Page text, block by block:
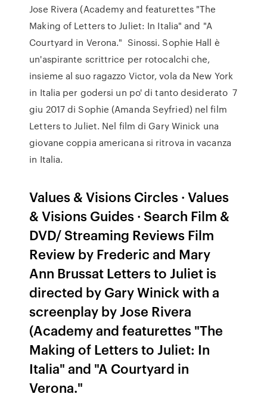
Jose Rivera (Academy and featurettes "The
Making of Letters to Juliet: In Italia" and "A
Courtyard in Verona." Sinossi. Sophie Hall è
un'aspirante scrittrice per rotocalchi che,
insieme al suo ragazzo Victor, vola da New York
in Italia per godersi un po' di tanto desiderato 7
giu 2017 di Sophie (Amanda Seyfried) nel film
Letters to Juliet. Nel film di Gary Winick una
giovane coppia americana si ritrova in vacanza
in Italia.
Values & Visions Circles · Values
& Visions Guides · Search Film &
DVD/ Streaming Reviews Film
Review by Frederic and Mary
Ann Brussat Letters to Juliet is
directed by Gary Winick with a
screenplay by Jose Rivera
(Academy and featurettes "The
Making of Letters to Juliet: In
Italia" and "A Courtyard in
Verona."